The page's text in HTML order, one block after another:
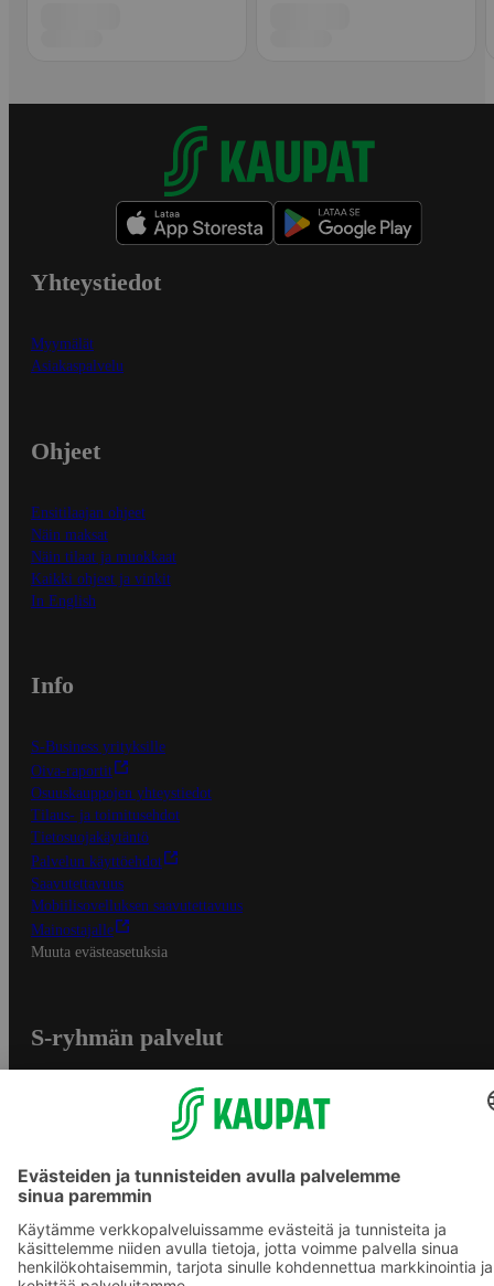
Yhteystiedot
Myymälät
Asiakaspalvelu
Ohjeet
Ensitilaajan ohjeet
Näin maksat
Näin tilaat ja muokkaat
Kaikki ohjeet ja vinkit
In English
Info
S-Business yrityksille
Oiva-raportit
Osuuskauppojen yhteystiedot
Tilaus- ja toimitusehdot
Tietosuojakäytäntö
Palvelun käyttöehdot
Saavutettavuus
Mobiilisovelluksen saavutettavuus
Mainostajalle
Muuta evästeasetuksia
S-ryhmän palvelut
S-ostoslista -sovellus
Prisma.fi
Sokos.fi
S-Pankki
Yhteishyvä